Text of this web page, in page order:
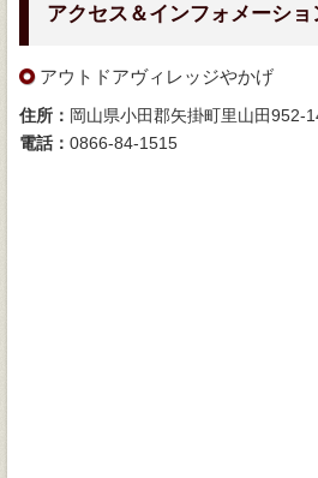
アクセス＆インフォメーショ
アウトドアヴィレッジやかげ
住所： 岡山県小田郡矢掛町里山田952-
電話： 0866-84-1515